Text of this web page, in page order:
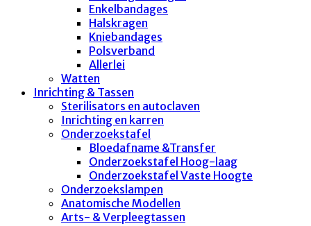
Enkelbandages
Halskragen
Kniebandages
Polsverband
Allerlei
Watten
Inrichting & Tassen
Sterilisators en autoclaven
Inrichting en karren
Onderzoekstafel
Bloedafname &Transfer
Onderzoekstafel Hoog-laag
Onderzoekstafel Vaste Hoogte
Onderzoekslampen
Anatomische Modellen
Arts- & Verpleegtassen